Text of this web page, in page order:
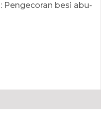
Pengecoran besi abu-